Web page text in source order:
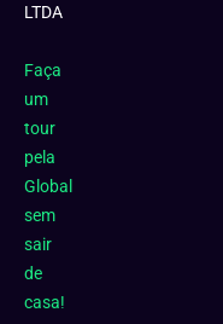
LTDA
Faça
um
tour
pela
Global
sem
sair
de
casa!